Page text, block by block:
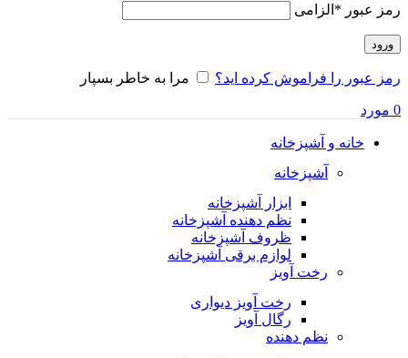
رمز عبور * الزامی
ورود
رمز عبور را فراموش کرده اید؟ مرا به خاطر بسپار
0 مورد
خانه و آشپزخانه
آشپزخانه
ابزار آشپزخانه
نظم دهنده آشپزخانه
ظروف آشپزخانه
لوازم برقی آشپزخانه
رخت آویز
رخت آویز دیواری
رگال آویز
نظم دهنده